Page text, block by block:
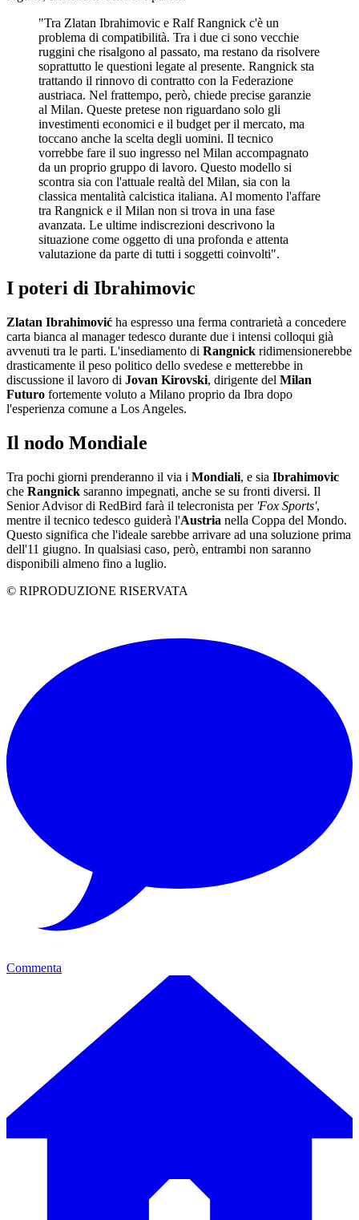
"Tra Zlatan Ibrahimovic e Ralf Rangnick c'è un
problema di compatibilità. Tra i due ci sono vecchie
ruggini che risalgono al passato, ma restano da risolvere
soprattutto le questioni legate al presente. Rangnick sta
trattando il rinnovo di contratto con la Federazione
austriaca. Nel frattempo, però, chiede precise garanzie
al Milan. Queste pretese non riguardano solo gli
investimenti economici e il budget per il mercato, ma
toccano anche la scelta degli uomini. Il tecnico
vorrebbe fare il suo ingresso nel Milan accompagnato
da un proprio gruppo di lavoro. Questo modello si
scontra sia con l'attuale realtà del Milan, sia con la
classica mentalità calcistica italiana. Al momento l'affare
tra Rangnick e il Milan non si trova in una fase
avanzata. Le ultime indiscrezioni descrivono la
situazione come oggetto di una profonda e attenta
valutazione da parte di tutti i soggetti coinvolti".
I poteri di Ibrahimovic
Zlatan Ibrahimović ha espresso una ferma contrarietà a concedere
carta bianca al manager tedesco durante due i intensi colloqui già
avvenuti tra le parti. L'insediamento di Rangnick ridimensionerebbe
drasticamente il peso politico dello svedese e metterebbe in
discussione il lavoro di Jovan Kirovski, dirigente del Milan
Futuro fortemente voluto a Milano proprio da Ibra dopo
l'esperienza comune a Los Angeles.
Il nodo Mondiale
Tra pochi giorni prenderanno il via i Mondiali, e sia Ibrahimovic
che Rangnick saranno impegnati, anche se su fronti diversi. Il
Senior Advisor di RedBird farà il telecronista per'Fox Sports',
mentre il tecnico tedesco guiderà l'Austria nella Coppa del Mondo.
Questo significa che l'ideale sarebbe arrivare ad una soluzione prima
dell'11 giugno. In qualsiasi caso, però, entrambi non saranno
disponibili almeno fino a luglio.
© RIPRODUZIONE RISERVATA
Commenta